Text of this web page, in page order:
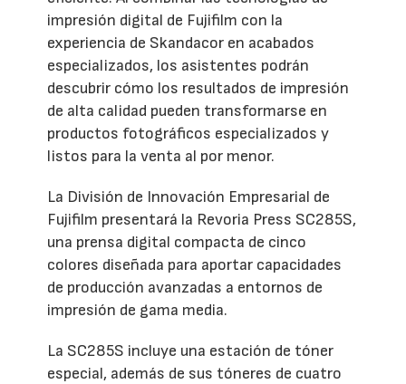
impresión digital de Fujifilm con la
experiencia de Skandacor en acabados
especializados, los asistentes podrán
descubrir cómo los resultados de impresión
de alta calidad pueden transformarse en
productos fotográficos especializados y
listos para la venta al por menor.
La División de Innovación Empresarial de
Fujifilm presentará la Revoria Press SC285S,
una prensa digital compacta de cinco
colores diseñada para aportar capacidades
de producción avanzadas a entornos de
impresión de gama media.
La SC285S incluye una estación de tóner
especial, además de sus tóneres de cuatro